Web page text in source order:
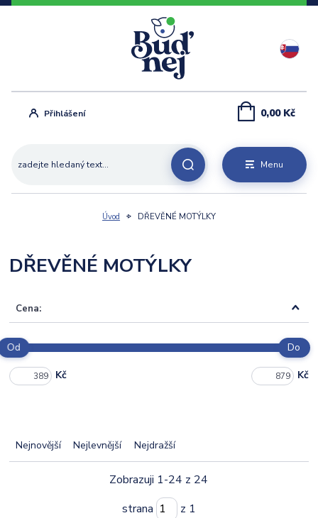
Menu
Přihlášení 0,00 Kč
Úvod DŘEVĚNÉ MOTÝLKY
DŘEVĚNÉ MOTÝLKY
Cena:
Kč
Od Do
Kč
Nejnovější Nejlevnější Nejdražší
Zobrazuji 1-24 z 24
strana
z 1